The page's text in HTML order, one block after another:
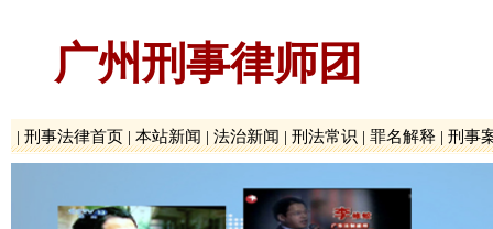
广州刑事律师团
| 刑事法律首页 | 本站新闻 | 法治新闻 | 刑法常识 | 罪名解释 | 刑事